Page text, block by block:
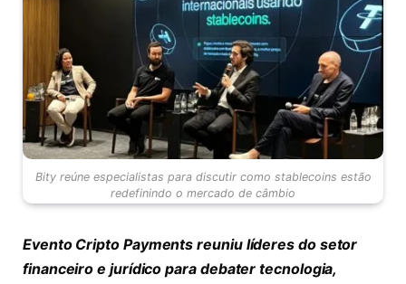
Bity reúne especialistas para discutir como stablecoins estão
redefinindo o mercado de câmbio
Evento Cripto Payments reuniu líderes do setor
financeiro e jurídico para debater tecnologia,